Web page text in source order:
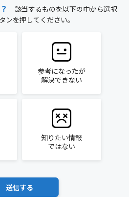
該当するものを以下の中から選択
ンを押してください。
参考になったが
解決できない
知りたい情報
ではない